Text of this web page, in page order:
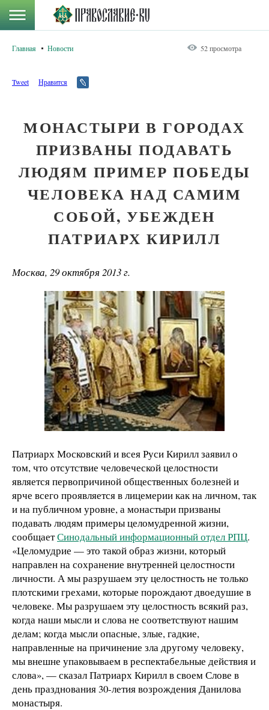
Главная Новости 52 просмотра
Tweet Нравится
МОНАСТЫРИ В ГОРОДАХ
ПРИЗВАНЫ ПОДАВАТЬ
ЛЮДЯМ ПРИМЕР ПОБЕДЫ
ЧЕЛОВЕКА НАД САМИМ
СОБОЙ, УБЕЖДЕН
ПАТРИАРХ КИРИЛЛ
Москва, 29 октября 2013 г.
Патриарх Московский и всея Руси Кирилл заявил о
том, что отсутствие человеческой целостности
является первопричиной общественных болезней и
ярче всего проявляется в лицемерии как на личном, так
и на публичном уровне, а монастыри призваны
подавать людям примеры целомудренной жизни,
сообщаетСинодальный информационный отдел РПЦ.
«Целомудрие — это такой образ жизни, который
направлен на сохранение внутренней целостности
личности. А мы разрушаем эту целостность не только
плотскими грехами, которые порождают двоедушие в
человеке. Мы разрушаем эту целостность всякий раз,
когда наши мысли и слова не соответствуют нашим
делам; когда мысли опасные, злые, гадкие,
направленные на причинение зла другому человеку,
мы внешне упаковываем в респектабельные действия и
слова», — сказал Патриарх Кирилл в своем Слове в
день празднования 30-летия возрождения Данилова
монастыря.